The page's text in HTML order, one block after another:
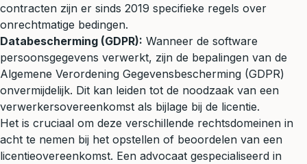
contracten zijn er sinds 2019 specifieke regels over
onrechtmatige bedingen.
Databescherming (GDPR): Wanneer de software
persoonsgegevens verwerkt, zijn de bepalingen van de
Algemene Verordening Gegevensbescherming (GDPR)
onvermijdelijk. Dit kan leiden tot de noodzaak van een
verwerkersovereenkomst als bijlage bij de licentie.
Het is cruciaal om deze verschillende rechtsdomeinen in
acht te nemen bij het opstellen of beoordelen van een
licentieovereenkomst. Een advocaat gespecialiseerd in